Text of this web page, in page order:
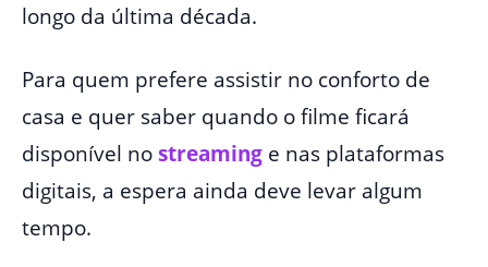
longo da última década.
Para quem prefere assistir no conforto de
casa e quer saber quando o filme ficará
disponível nostreaming e nas plataformas
digitais, a espera ainda deve levar algum
tempo.